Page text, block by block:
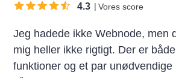
4.3 Vores score
Jeg hadede ikke Webnode, men
mig heller ikke rigtigt. Der er
funktioner og et par